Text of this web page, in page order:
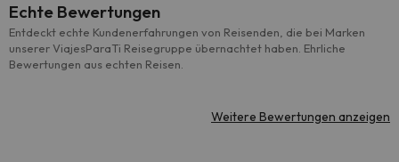
Echte Bewertungen
Entdeckt echte Kundenerfahrungen von Reisenden, die bei Marken
unserer ViajesParaTi Reisegruppe übernachtet haben. Ehrliche
Bewertungen aus echten Reisen.
Weitere Bewertungen anzeigen